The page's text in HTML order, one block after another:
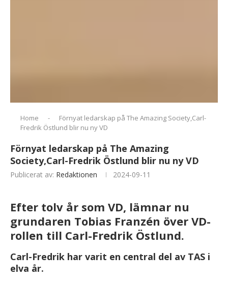
Home -
Förnyat ledarskap på The Amazing Society,Carl-
Fredrik Östlund blir nu ny VD
Förnyat ledarskap på The Amazing
Society,Carl-Fredrik Östlund blir nu ny VD
Publicerat av: Redaktionen 2024-09-11
Efter tolv år som VD, lämnar nu
grundaren Tobias Franzén över VD-
rollen till Carl-Fredrik Östlund.
Carl-Fredrik har varit en central del av TAS i
elva år.